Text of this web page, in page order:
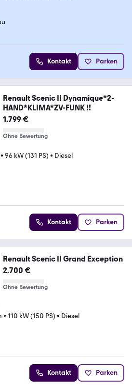
Kontakt Parken
Renault Scenic II Dynamique*2-
HAND*KLIMA*ZV-FUNK !!
1.799 €
Ohne Bewertung
• 96 kW (131 PS) • Diesel
Kontakt Parken
Renault Scenic II Grand Exception
2.700 €
Ohne Bewertung
• 110 kW (150 PS) • Diesel
Kontakt Parken